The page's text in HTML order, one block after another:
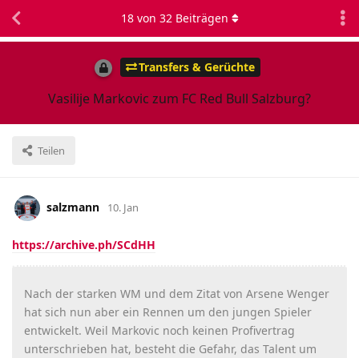
Transfers & Gerüchte
Vasilije Markovic zum FC Red Bull Salzburg?
Teilen
18von 32Beiträgen
salzmann 10. Jan
https://archive.ph/SCdHH
Nach der starken WM und dem Zitat von Arsene Wenger
hat sich nun aber ein Rennen um den jungen Spieler
entwickelt. Weil Markovic noch keinen Profivertrag
unterschrieben hat, besteht die Gefahr, das Talent um